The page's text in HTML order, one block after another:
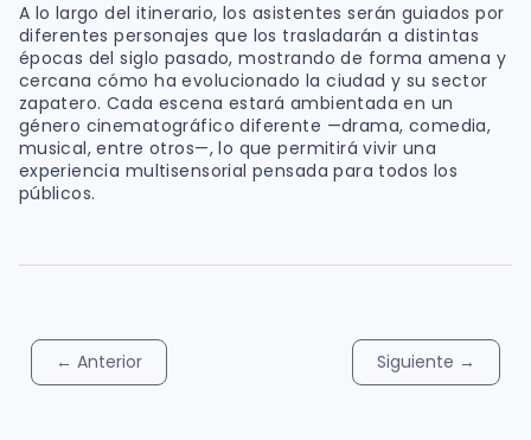
A lo largo del itinerario, los asistentes serán guiados por
diferentes personajes que los trasladarán a distintas
épocas del siglo pasado, mostrando de forma amena y
cercana cómo ha evolucionado la ciudad y su sector
zapatero. Cada escena estará ambientada en un
género cinematográfico diferente —drama, comedia,
musical, entre otros—, lo que permitirá vivir una
experiencia multisensorial pensada para todos los
públicos.
← Anterior Siguiente →